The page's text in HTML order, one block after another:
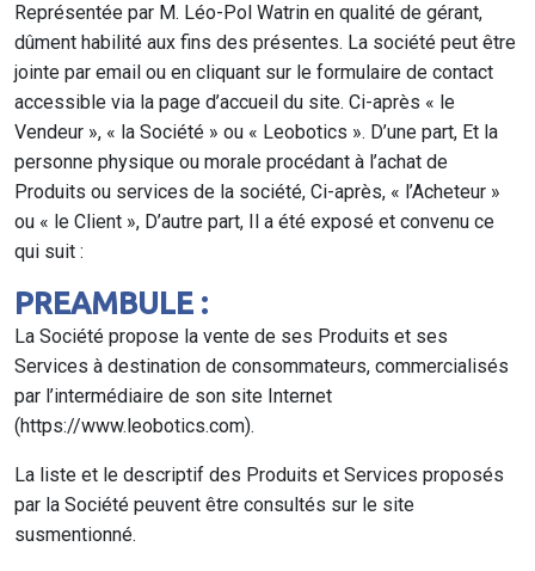
Représentée par M. Léo-Pol Watrin en qualité de gérant,
dûment habilité aux fins des présentes. La société peut être
jointe par email ou en cliquant sur le formulaire de contact
accessible via la page d’accueil du site. Ci-après « le
Vendeur », « la Société » ou « Leobotics ». D’une part, Et la
personne physique ou morale procédant à l’achat de
Produits ou services de la société, Ci-après, « l’Acheteur »
ou « le Client », D’autre part, Il a été exposé et convenu ce
qui suit :
PREAMBULE :
La Société propose la vente de ses Produits et ses
Services à destination de consommateurs, commercialisés
par l’intermédiaire de son site Internet
(https://www.leobotics.com).
La liste et le descriptif des Produits et Services proposés
par la Société peuvent être consultés sur le site
susmentionné.